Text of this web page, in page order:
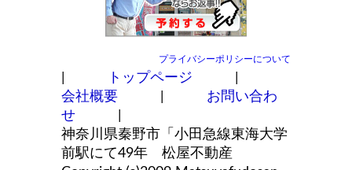
プライバシーポリシーについて
トップページ
会社概要
お問い合わ
せ
神奈川県秦野市「小田急線東海大学
前駅にて49年 松屋不動産